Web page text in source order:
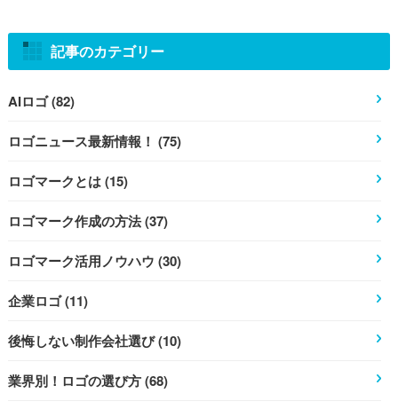
記事のカテゴリー
AIロゴ (82)
ロゴニュース最新情報！ (75)
ロゴマークとは (15)
ロゴマーク作成の方法 (37)
ロゴマーク活用ノウハウ (30)
企業ロゴ (11)
後悔しない制作会社選び (10)
業界別！ロゴの選び方 (68)